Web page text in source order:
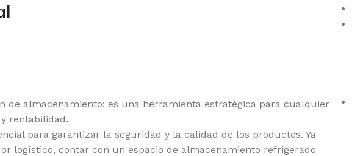
para garantizar la seguridad y la calidad de los productos. Ya
logístico, contar con un espacio de almacenamiento refrigerado